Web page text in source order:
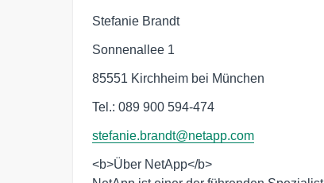
Stefanie Brandt
Sonnenallee 1
85551 Kirchheim bei München
Tel.: 089 900 594-474
stefanie.brandt@netapp.com
<b>Über NetApp</b>